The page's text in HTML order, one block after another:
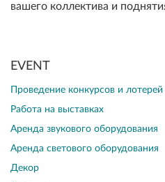
вашего коллектива и
EVENT
Проведение конкурсов и лотерей
Работа на выставках
Аренда звукового оборудования
Аренда светового оборудования
Декор